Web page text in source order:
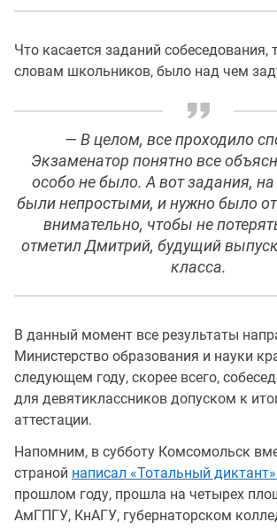
Что касается заданий собеседования,
словам школьников, было над чем
— В целом, все проходило
Экзаменатор понятно все
особо не было. А вот задания,
были непростыми, и нужно было
внимательно, чтобы не
отметил Дмитрий, будущий
класса.
В данный момент все результаты
Министерство образования и науки
следующем году, скорее всего,
для девятиклассников допуском к
аттестации.
Напомним, в субботу Комсомольск
страной написал «Тотальный
прошлом году, прошла на четырех
АмГПГУ, КнАГУ, губернаторском